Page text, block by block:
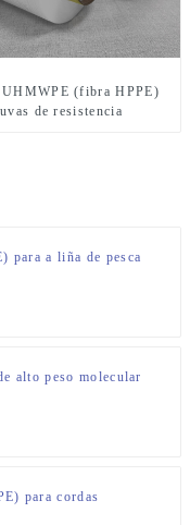
(fibra HPPE)
de resistencia
para a liña de pesca
alto peso molecular
para cordas